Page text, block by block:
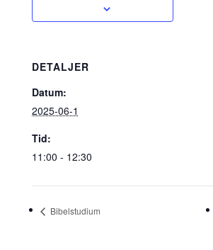
DETALJER
Datum:
2025-06-1
Tid:
11:00 - 12:30
Bibelstudium